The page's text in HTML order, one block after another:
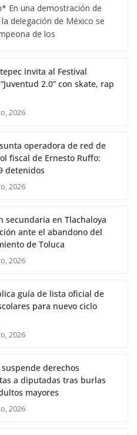
En una demostración de
delegación de México se
de los
invita al Festival
2.0” con skate, rap
2026
operadora de red de
fiscal de Ernesto Ruffo:
detenidos
2026
secundaria en Tlachaloya
ante el abandono del
de Toluca
2026
guía de lista oficial de
para nuevo ciclo
2026
derechos
a diputadas tras burlas
mayores
2026